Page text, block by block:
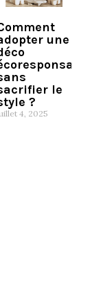
une
le
?
4, 2025